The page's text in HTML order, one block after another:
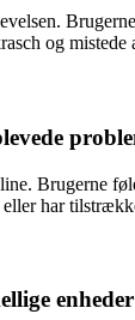
og
Brugerne
har